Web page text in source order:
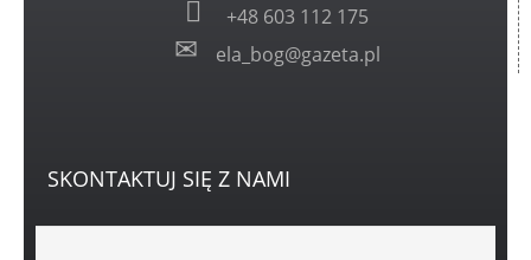
+48 603 112 175
ela_bog@gazeta.pl
SKONTAKTUJ SIĘ Z NAMI